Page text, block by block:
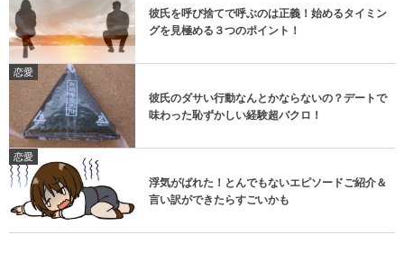
彼氏を呼び捨てで呼ぶのは正義！始めるタイミン
グを見極める３つのポイント！
恋愛
彼氏のダサい行動なんとかならないの？デートで
味わった恥ずかしい経験超バクロ！
恋愛
浮気がばれた！とんでもないエピソードご紹介＆
言い訳ができたらすごいかも